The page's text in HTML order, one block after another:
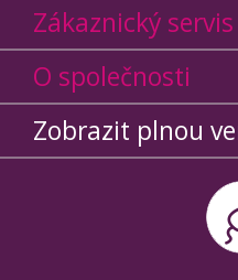
Zákaznický servis
O společnosti
Zobrazit plnou